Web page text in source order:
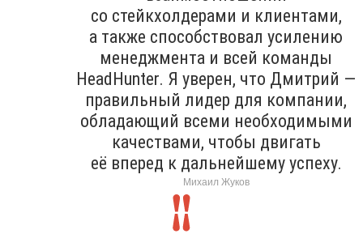
со стейкхолдерами и клиентами,
а также способствовал усилению
менеджмента и всей команды
HeadHunter. Я уверен, что Дмитрий —
правильный лидер для компании,
обладающий всеми необходимыми
качествами, чтобы двигать
её вперед к дальнейшему успеху.
Михаил Жуков